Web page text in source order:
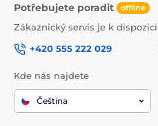
Potřebujete poradit offline
Zákaznický servis je k dispozici
+420 555 222 029
Kde nás najdete
Čeština